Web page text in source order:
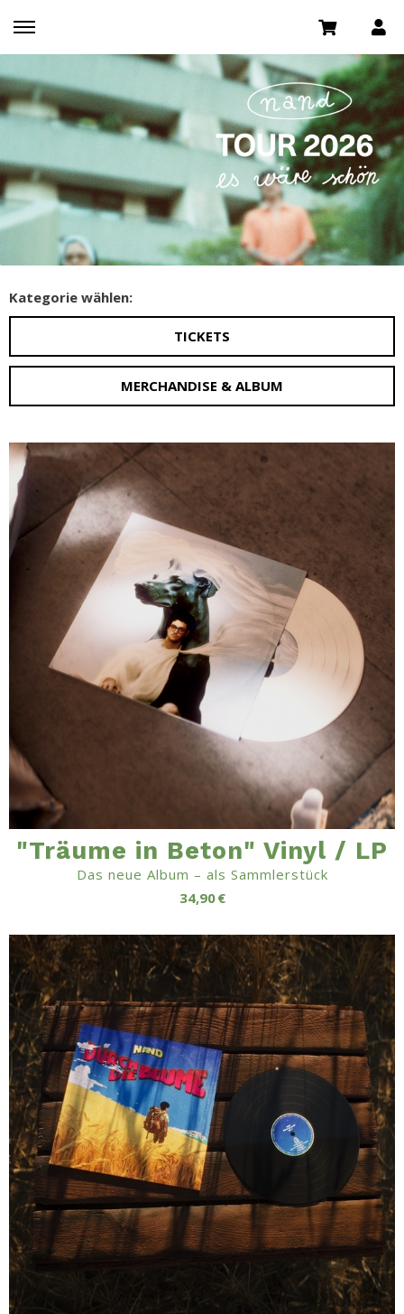
Kategorie wählen:
TICKETS
MERCHANDISE & ALBUM
"Träume in Beton" Vinyl / LP
Das neue Album – als Sammlerstück
34,90 €